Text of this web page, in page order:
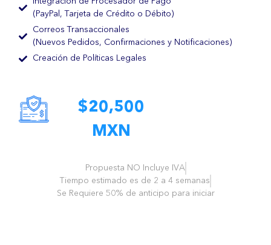
(PayPal, Tarjeta de Crédito o Débito)
Correos Transaccionales
(Nuevos Pedidos, Confirmaciones y Notificaciones)
Creación de Políticas Legales
$20,500
MXN
Propuesta NO Incluye IVA
Tiempo estimado es de 2 a 4 semanas
Se Requiere 50% de anticipo para iniciar